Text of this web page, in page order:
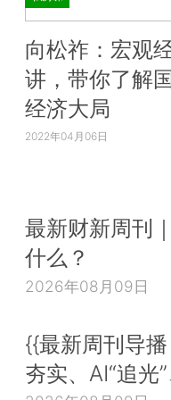
向松祚：宏观
讲，带你了解
经济大局
2022年04月06日
最新财新周刊
什么？
2026年08月09日
{{最新周刊导
夯实、AI“追光